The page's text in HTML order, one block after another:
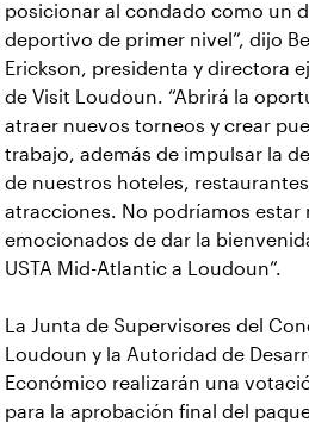
posicionar al condado como un
deportivo de primer nivel”, dijo
Erickson, presidenta y directora
de Visit Loudoun. “Abrirá la
atraer nuevos torneos y crear
trabajo, además de impulsar la
de nuestros hoteles,
atracciones. No podríamos estar
emocionados de dar la
USTA Mid-Atlantic a Loudoun”.
La Junta de Supervisores del
Loudoun y la Autoridad de
Económico realizarán una
para la aprobación final del